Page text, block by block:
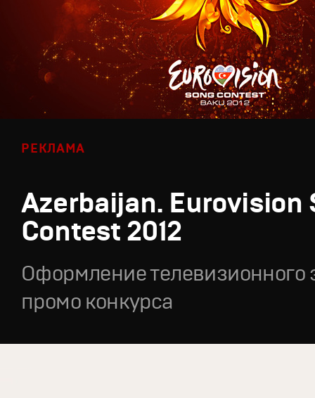
РЕКЛАМА
Azerbaijan. Eurovision
Contest 2012
Оформление телевизионного
промо конкурса